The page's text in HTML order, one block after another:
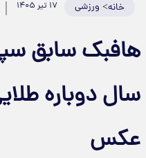
خانه> ورزشی ۱۷ تیر ۱۴۰۵
سال دوباره
عکس